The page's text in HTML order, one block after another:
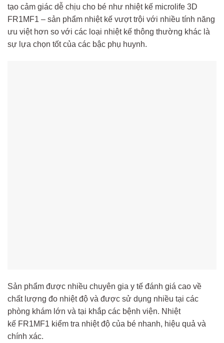
tạo cảm giác dễ chịu cho bé như nhiệt kế microlife 3D
FR1MF1 – sản phẩm nhiệt kế vượt trội với nhiều tính năng
ưu việt hơn so với các loại nhiệt kế thông thường khác là
sự lựa chọn tốt của các bậc phụ huynh.
Sản phẩm được nhiều chuyên gia y tế đánh giá cao về
chất lượng đo nhiệt độ và được sử dụng nhiều tại các
phòng khám lớn và tại khắp các bệnh viện. Nhiệt
kế FR1MF1 kiểm tra nhiệt độ của bé nhanh, hiệu quả và
chính xác.